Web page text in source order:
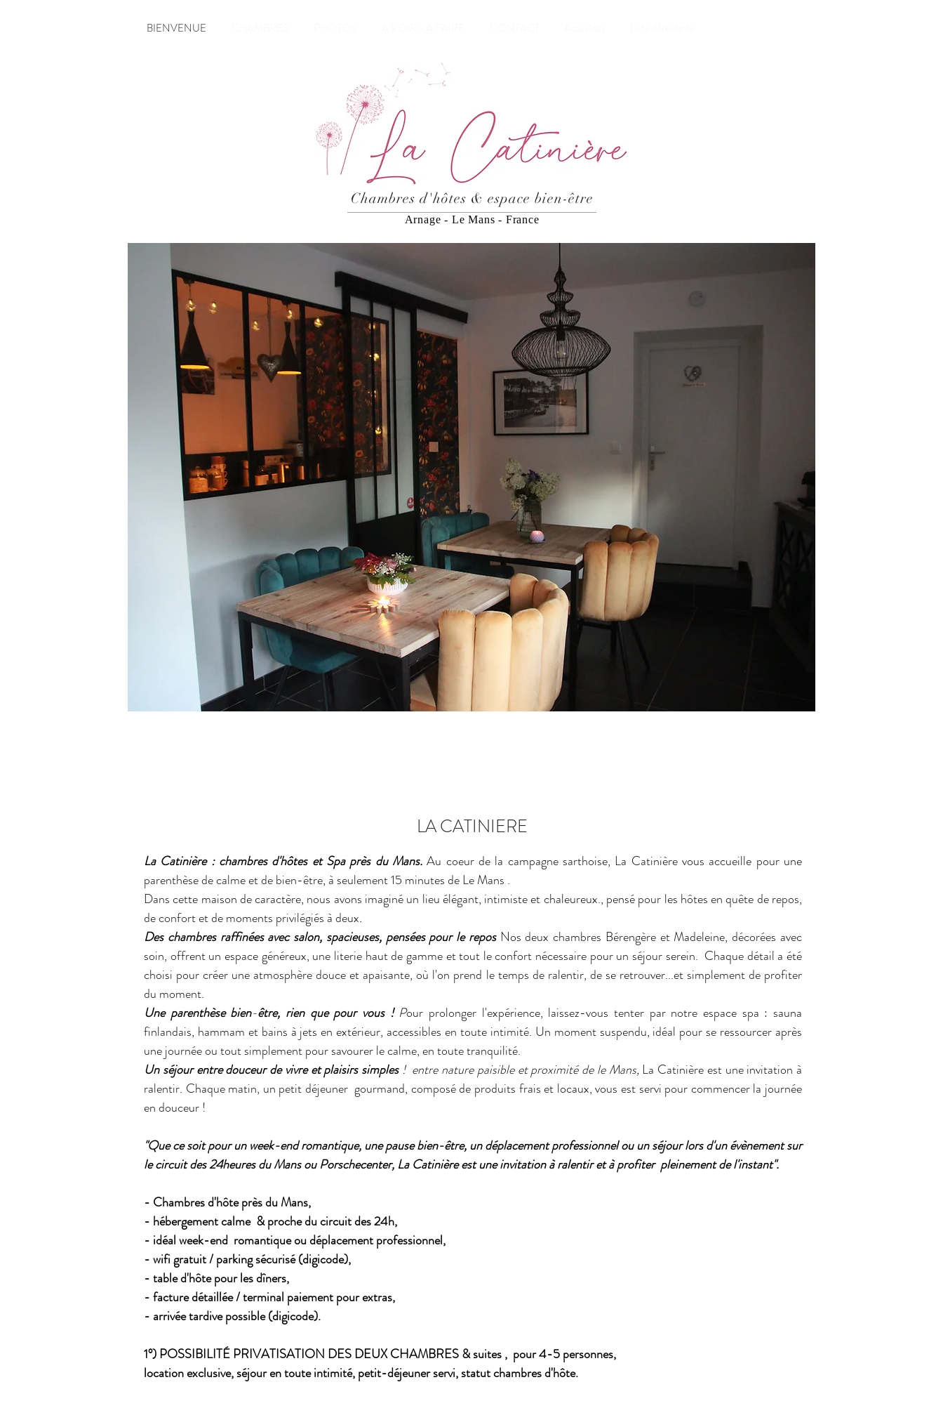
BIENVENUE
Chambres d'hôtes & espace bien-être
Arnage - Le Mans - France
LA CATINIERE
La Catinière : chambres d'hôtes et Spa près du Mans. Au coeur de la campagne sarthoise, La Catinière vous accueille pour une
parenthèse de calme et de bien-être, à seulement 15 minutes de Le Mans .
Dans cette maison de caractère, nous avons imaginé un lieu élégant, intimiste et chaleureux., pensé pour les hôtes en quête de repos,
de confort et de moments privilégiés à deux.
Des chambres raffinées avec salon, spacieuses, pensées pour le repos Nos deux chambres Bérengère et Madeleine, décorées avec
soin, offrent un espace généreux, une literie haut de gamme et tout le confort nécessaire pour un séjour serein. Chaque détail a été
choisi pour créer une atmosphère douce et apaisante, où l'on prend le temps de ralentir, de se retrouver...et simplement de profiter
du moment.
Une parenthèse bien-être, rien que pour vous !Pour prolonger l'expérience, laissez-vous tenter par notre espace spa : sauna
finlandais, hammam et bains à jets en extérieur, accessibles en toute intimité. Un moment suspendu, idéal pour se ressourcer après
une journée ou tout simplement pour savourer le calme, en toute tranquilité.
Un séjour entre douceur de vivre et plaisirs simples! entre nature paisible et proximité de le Mans, La Catinière est une invitation à
ralentir. Chaque matin, un petit déjeuner gourmand, composé de produits frais et locaux, vous est servi pour commencer la journée
en douceur !
"Que ce soit pour un week-end romantique, une pause bien-être, un déplacement professionnel ou un séjour lors d'un évènement sur
le circuit des 24heures du Mans ou Porschecenter, La Catinière est une invitation à ralentir et à profiter pleinement de l'instant".
- Chambres d'hôte près du Mans,
- hébergement calme & proche du circuit des 24h,
- idéal week-end romantique ou déplacement professionnel,
- wifi gratuit / parking sécurisé (digicode),
- table d'hôte pour les dîners,
- facture détaillée / terminal paiement pour extras,
- arrivée tardive possible (digicode).
1°) POSSIBILITÉ PRIVATISATION DES DEUX CHAMBRES & suites , pour 4-5 personnes,
location exclusive, séjour en toute intimité, petit-déjeuner servi, statut chambres d'hôte.